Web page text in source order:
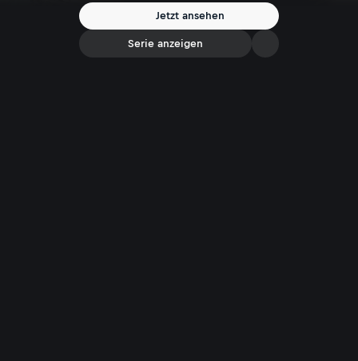
Jetzt ansehen
Serie anzeigen